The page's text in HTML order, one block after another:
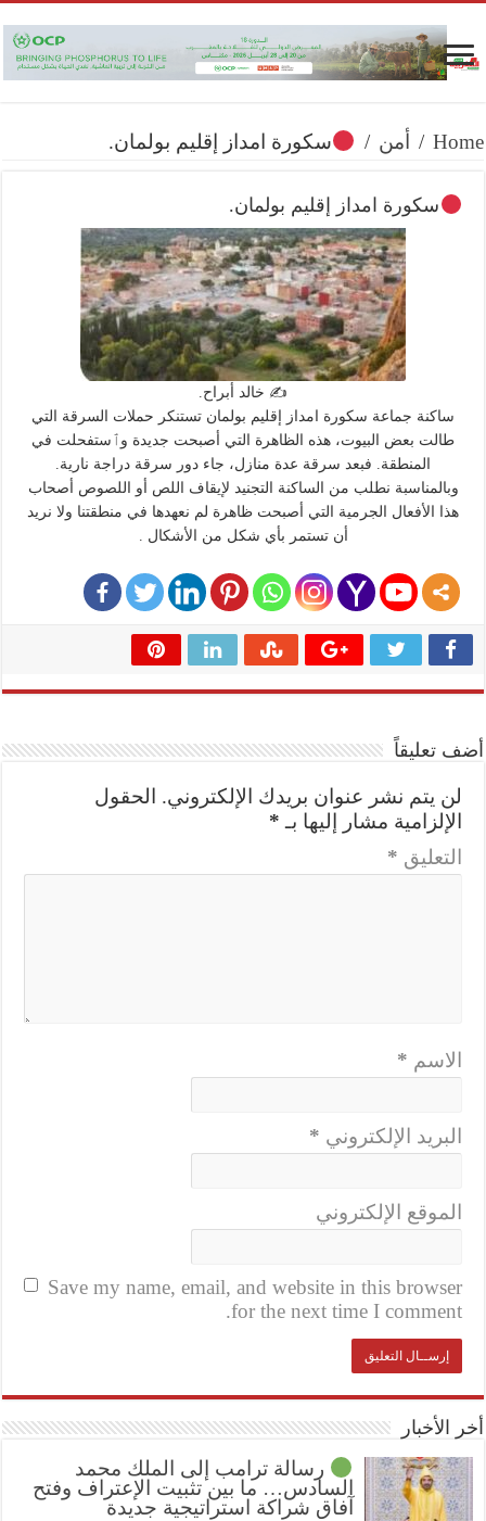
Home
/ أمن / سكورة امداز إقليم بولمان.
سكورة امداز إقليم بولمان.
✍️ خالد أبراح.
ساكنة جماعة سكورة امداز إقليم بولمان تستنكر حملات السرقة التي
طالت بعض البيوت، هذه الظاهرة التي أصبحت جديدة وٱستفحلت في
المنطقة. فبعد سرقة عدة منازل، جاء دور سرقة دراجة نارية.
وبالمناسبة نطلب من الساكنة التجنيد لإيقاف اللص أو اللصوص أصحاب
هذا الأفعال الجرمية التي أصبحت ظاهرة لم نعهدها في منطقتنا ولا نريد
أن تستمر بأي شكل من الأشكال .
أضف تعليقاً
لن يتم نشر عنوان بريدك الإلكتروني.
الحقول
الإلزامية مشار إليها بـ *
التعليق *
الاسم *
البريد الإلكتروني *
الموقع الإلكتروني
Save my name, email, and website in this browser
for the next time I comment.
أخر الأخبار
رسالة ترامب إلى الملك محمد
السادس… ما بين تثبيت الإعتراف وفتح
آفاق شراكة استراتيجية جديدة